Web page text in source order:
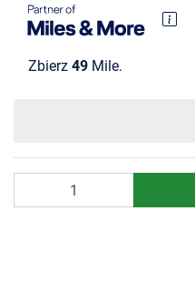
Zbierz 49 Mile.